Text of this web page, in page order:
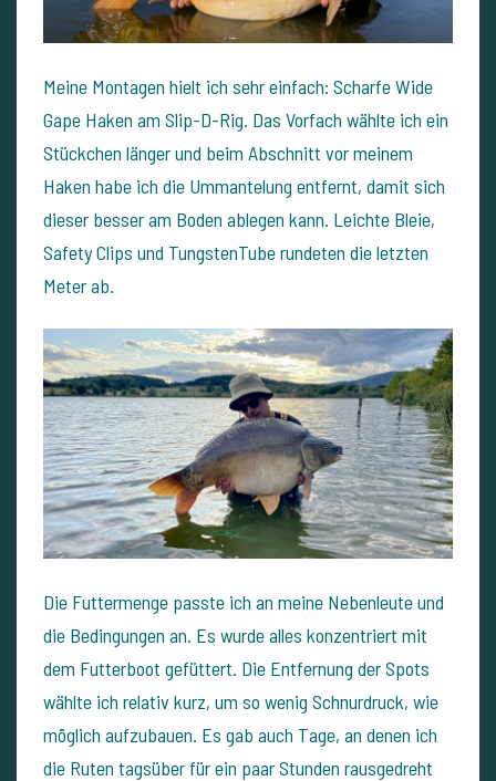
Meine Montagen hielt ich sehr einfach: Scharfe Wide
Gape Haken am Slip-D-Rig. Das Vorfach wählte ich ein
Stückchen länger und beim Abschnitt vor meinem
Haken habe ich die Ummantelung entfernt, damit sich
dieser besser am Boden ablegen kann. Leichte Bleie,
Safety Clips und TungstenTube rundeten die letzten
Meter ab.
Die Futtermenge passte ich an meine Nebenleute und
die Bedingungen an. Es wurde alles konzentriert mit
dem Futterboot gefüttert. Die Entfernung der Spots
wählte ich relativ kurz, um so wenig Schnurdruck, wie
möglich aufzubauen. Es gab auch Tage, an denen ich
die Ruten tagsüber für ein paar Stunden rausgedreht